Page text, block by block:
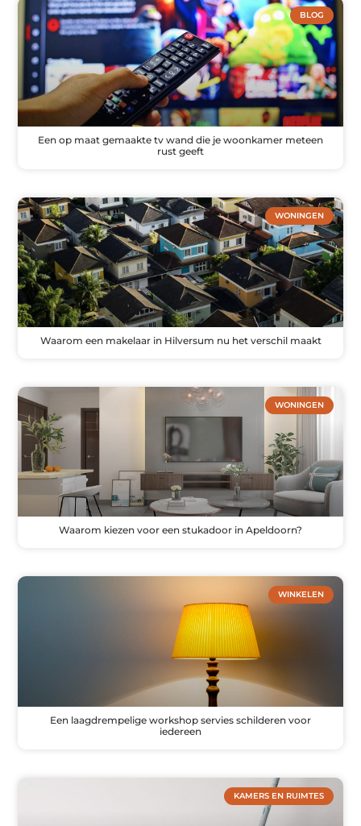
BLOG
Een op maat gemaakte tv wand die je woonkamer meteen
rust geeft
WONINGEN
Waarom een makelaar in Hilversum nu het verschil maakt
WONINGEN
Waarom kiezen voor een stukadoor in Apeldoorn?
WINKELEN
Een laagdrempelige workshop servies schilderen voor
iedereen
KAMERS EN RUIMTES